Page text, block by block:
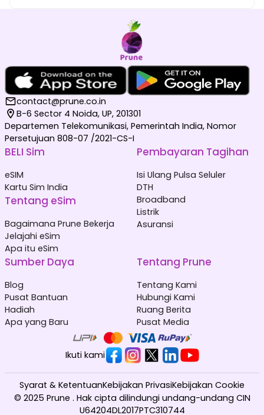
contact@prune.co.in
B-6 Sector 4 Noida, UP, 201301
Departemen Telekomunikasi, Pemerintah India, Nomor
Persetujuan 808-07 /2021-CS-I
BELI Sim
eSIM
Kartu Sim India
Tentang eSim
Bagaimana Prune Bekerja
Jelajahi eSim
Apa itu eSim
Pembayaran Tagihan
Isi Ulang Pulsa Seluler
DTH
Broadband
Listrik
Asuransi
Sumber Daya
Blog
Pusat Bantuan
Hadiah
Apa yang Baru
Tentang Prune
Tentang Kami
Hubungi Kami
Ruang Berita
Pusat Media
Ikuti kami
© 2025 Prune . Hak cipta dilindungi undang-undang CIN
U64204DL2017PTC310744
Syarat & KetentuanKebijakan PrivasiKebijakan Cookie